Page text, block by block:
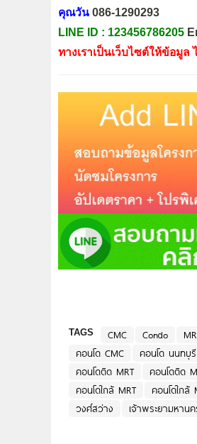
คุณวัน 086-1290293
LINE ID : 123456786205
ทางเราเป็นเว็บไซต์ให้ข้อมูล
TAGS CMC Condo
คอนโด CMC
คอนโด นนทบุรี
คอนโดติด MRT
คอนโดติด
คอนโดใกล้ MRT
คอนโดใกล้
วงศ์สว่าง
เจ้าพระยามหาน